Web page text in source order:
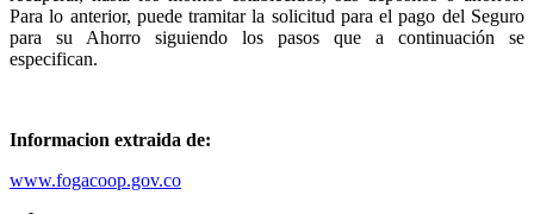
Para lo anterior, puede tramitar la solicitud para el pago del Seguro
para su Ahorro siguiendo los pasos que a continuación se
especifican.
Informacion extraida de:
www.fogacoop.gov.co